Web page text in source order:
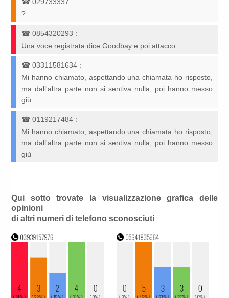
?
☎0854320293 :
Una voce registrata dice Goodbay e poi attacco
☎03311581634 :
Mi hanno chiamato, aspettando una chiamata ho risposto,
ma dall'altra parte non si sentiva nulla, poi hanno messo
giù
☎0119217484 :
Mi hanno chiamato, aspettando una chiamata ho risposto,
ma dall'altra parte non si sentiva nulla, poi hanno messo
giù
Qui sotto trovate la visualizzazione grafica delle
opinioni
di altri numeri di telefono sconosciuti